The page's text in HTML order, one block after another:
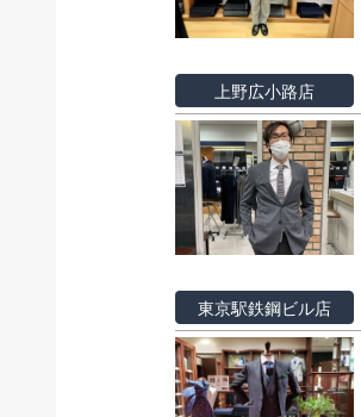
上野広小路店
東京駅鉄鋼ビル店